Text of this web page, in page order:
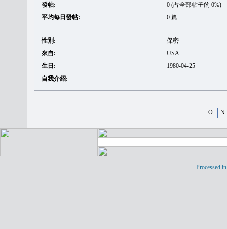
發帖:
0 (占全部帖子的 0%)
平均每日發帖:
0 篇
性別:
保密
來自:
USA
生日:
1980-04-25
自我介紹:
O N
Processed